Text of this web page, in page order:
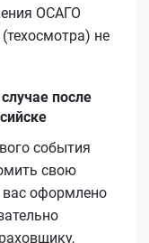
ОСАГО
не
после
события
свою
оформлено